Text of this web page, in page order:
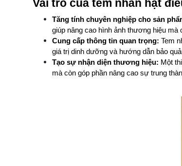
Vai trò của tem nhãn hạt
Tăng tính chuyên nghiệp cho sản
giúp nâng cao hình ảnh thương hiệu mà
Cung cấp thông tin quan trọng: Tem
giá trị dinh dưỡng và hướng dẫn bảo
Tạo sự nhận diện thương hiệu: Một
mà còn góp phần nâng cao sự trung